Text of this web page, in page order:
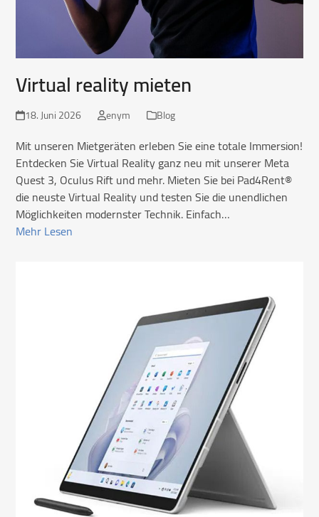
Virtual reality mieten
18. Juni 2026 enym Blog
Mit unseren Mietgeräten erleben Sie eine totale Immersion!
Entdecken Sie Virtual Reality ganz neu mit unserer Meta
Quest 3, Oculus Rift und mehr. Mieten Sie bei Pad4Rent®
die neuste Virtual Reality und testen Sie die unendlichen
Möglichkeiten modernster Technik. Einfach…
Mehr Lesen